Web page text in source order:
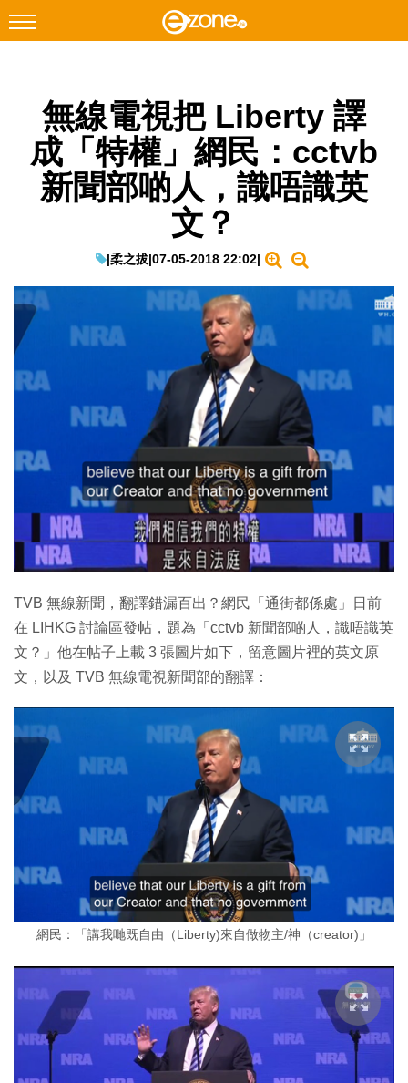
Facebook Instagram
科技焦點
網絡生活
EduTech
IT Times
生成式AI與雲端應用
Enterprise Digital Transformation
無線電視把 Liberty 譯
成「特權」網民：cctvb
新聞部啲人，識唔識英
文？
|柔之拔|07-05-2018 22:02|
TVB 無線新聞，翻譯錯漏百出？網民「通街都係處」日前
在 LIHKG 討論區發帖，題為「cctvb 新聞部啲人，識唔識英
文？」他在帖子上載 3 張圖片如下，留意圖片裡的英文原
文，以及 TVB 無線電視新聞部的翻譯：
網民：「講我哋既自由（Liberty)來自做物主/神（creator)」